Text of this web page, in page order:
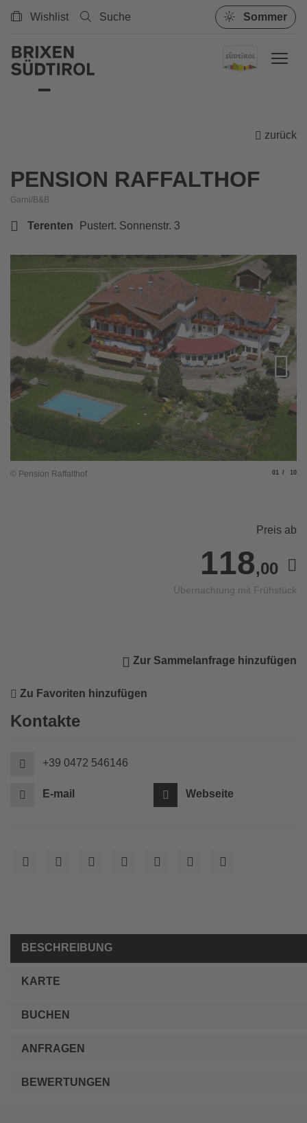
Wishlist Suche Sommer
zurück
PENSION RAFFALTHOF
Garni/B&B
Terenten Pustert. Sonnenstr. 3
© Pension Raffalthof Slide
01 von
10
Preis ab
118,00
Übernachtung mit Frühstück
Zur Sammelanfrage hinzufügen
Zu Favoriten hinzufügen
Kontakte
+39 0472 546146
E-mail Webseite
BESCHREIBUNG
KARTE
BUCHEN
ANFRAGEN
BEWERTUNGEN